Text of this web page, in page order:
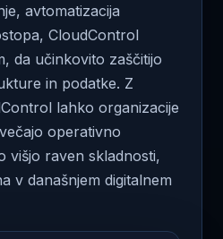
avtomatizacija
CloudControl
da učinkovito zaščitijo
in podatke. Z
lahko organizacije
operativno
višjo raven skladnosti,
v današnjem digitalnem